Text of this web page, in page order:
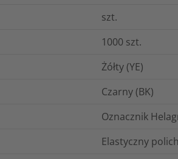
szt.
1000 szt.
Żółty (YE)
Czarny (BK)
Oznacznik
Elastyczny